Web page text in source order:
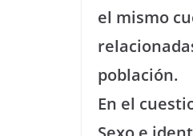
el mismo
población.
En el